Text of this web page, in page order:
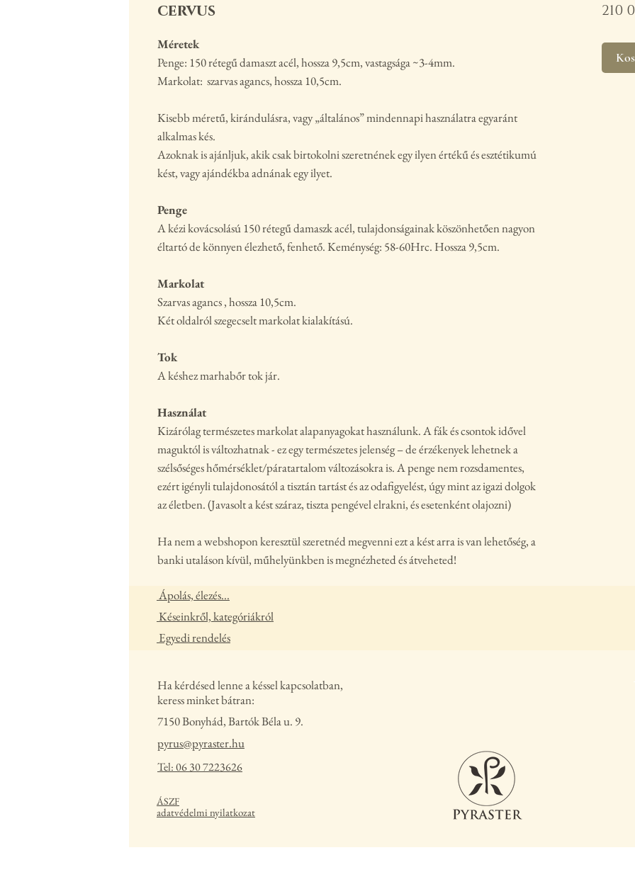
cervus
Méretek
Penge: 150 rétegű damaszt acél, hossza 9,5cm, vastagsága ~3-4mm.
Markolat: szarvas agancs, hossza 10,5cm.
Kisebb méretű, kirándulásra, vagy „általános” mindennapi használatra egyaránt
alkalmas kés.
Azoknak is ajánljuk, akik csak birtokolni szeretnének egy ilyen értékű és esztétikumú
kést, vagy ajándékba adnának egy ilyet.
Penge
A kézi kovácsolású 150 rétegű damaszk acél, tulajdonságainak köszönhetően nagyon
éltartó de könnyen élezhető, fenhető. Keménység: 58-60Hrc. Hossza 9,5cm.
Markolat
Szarvas agancs , hossza 10,5cm.
Két oldalról szegecselt markolat kialakítású.
Tok
A késhez marhabőr tok jár.
Használat
Kizárólag természetes markolat alapanyagokat használunk. A fák és csontok idővel
maguktól is változhatnak - ez egy természetes jelenség – de érzékenyek lehetnek a
szélsőséges hőmérséklet/páratartalom változásokra is. A penge nem rozsdamentes,
ezért igényli tulajdonosától a tisztán tartást és az odafigyelést, úgy mint az igazi dolgok
az életben. (Javasolt a kést száraz, tiszta pengével elrakni, és esetenként olajozni)
Ha nem a webshopon keresztül szeretnéd megvenni ezt a kést arra is van lehetőség, a
banki utaláson kívül, műhelyünkben is megnézheted és átveheted!
210
Ápolás, élezés...
Késeinkről, kategóriákról
Egyedi rendelés
Ha kérdésed lenne a késsel kapcsolatban,
keress minket bátran:
7150 Bonyhád, Bartók Béla u. 9.
pyrus@pyraster.hu
Tel: 06 30 7223626
ÁSZF
adatvédelmi nyilatkozat